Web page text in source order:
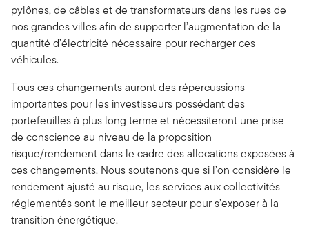
pylônes, de câbles et de transformateurs dans les rues de
nos grandes villes afin de supporter l’augmentation de la
quantité d’électricité nécessaire pour recharger ces
véhicules.
Tous ces changements auront des répercussions
importantes pour les investisseurs possédant des
portefeuilles à plus long terme et nécessiteront une prise
de conscience au niveau de la proposition
risque/rendement dans le cadre des allocations exposées à
ces changements. Nous soutenons que si l’on considère le
rendement ajusté au risque, les services aux collectivités
réglementés sont le meilleur secteur pour s’exposer à la
transition énergétique.